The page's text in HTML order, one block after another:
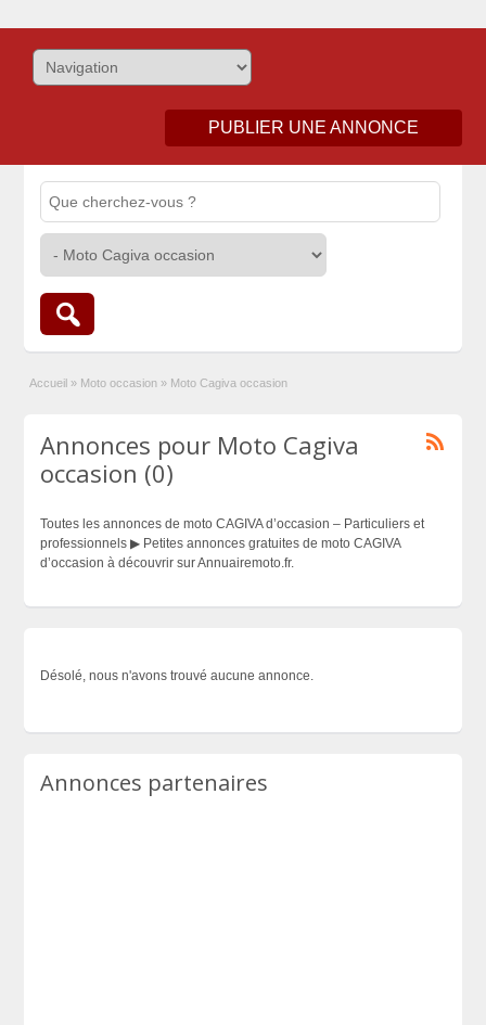
PUBLIER UNE ANNONCE
Accueil » Moto occasion » Moto Cagiva occasion
Annonces pour Moto Cagiva
occasion (0)
Toutes les annonces de moto CAGIVA d’occasion – Particuliers et
professionnels ▶ Petites annonces gratuites de moto CAGIVA
d’occasion à découvrir sur Annuairemoto.fr.
Désolé, nous n'avons trouvé aucune annonce.
Annonces partenaires